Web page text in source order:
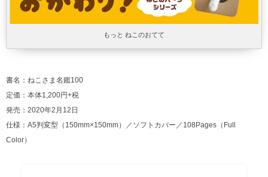
もっと ねこのおてて
書名：ねこさま名鑑100
定価：本体1,200円+税
発売：2020年2月12日
仕様：A5判変型（150mm×150mm）／ソフトカバー／108Pages（Full
Color）